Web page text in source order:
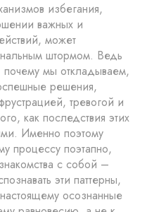
избегания,
важных и
может
штормом. Ведь
почему мы откладываем,
решения,
тревогой и
как последствия этих
Именно поэтому
процессу поэтапно,
с собой –
эти паттерны,
осознанные